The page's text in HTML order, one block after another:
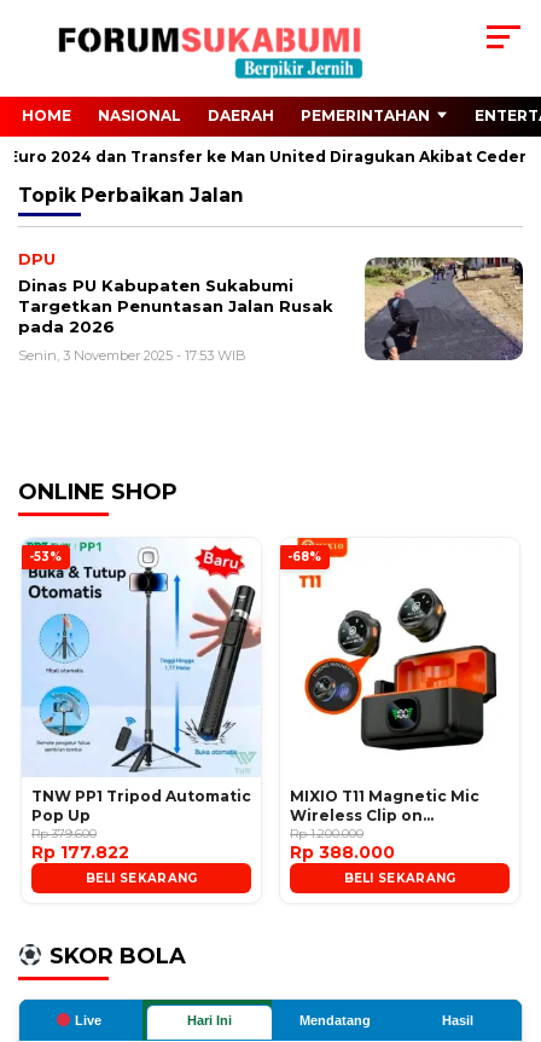
HOME NASIONAL DAERAH PEMERINTAHAN
2024 dan Transfer ke Man United Diragukan Akibat Cedera
Topik Perbaikan Jalan
DPU
Dinas PU Kabupaten Sukabumi
Targetkan Penuntasan Jalan Rusak
pada 2026
Senin, 3 November 2025 - 17:53 WIB
ONLINE SHOP
-53%
TNW PP1 Tripod Automatic
Pop Up
Rp 379.600
Rp 177.822
BELI SEKARANG
-68%
MIXIO T11 Magnetic Mic
Wireless Clip on
Microphone
Rp 1.200.000
Rp 388.000
BELI SEKARANG
SKOR BOLA
Live Hari Ini Mendatang Hasil